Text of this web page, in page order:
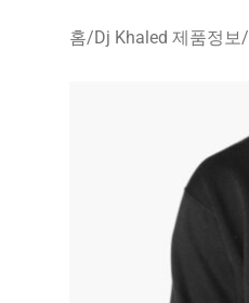
홈/Dj Khaled 제품정보/